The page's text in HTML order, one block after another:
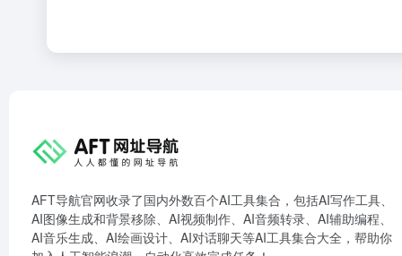
AFT导航官网收录了国内外数百个AI工具集合，包括AI写作工具、
AI图像生成和背景移除、AI视频制作、AI音频转录、AI辅助编程、
AI音乐生成、AI绘画设计、AI对话聊天等AI工具集合大全，帮助你